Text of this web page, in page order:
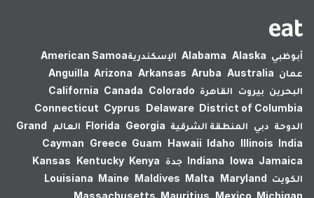
أبوظبي Alabama Alaska الإسكندرية‎American Samoa
عمان
Anguilla Arizona Arkansas Aruba Australia
البحرين بيروت القاهرة California Canada Colorado
Connecticut Cyprus Delaware District of Columbia
الدوحة دبي المنطقة الشرقية Florida Georgia العالم
Grand
Cayman Greece Guam Hawaii Idaho Illinois India
Indiana Iowa Jamaica جدة Kansas Kentucky Kenya
الكويت
Louisiana Maine Maldives Malta Maryland